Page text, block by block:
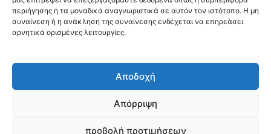
περιήγησης ή τα μοναδικά αναγνωριστικά σε αυτόν τον ιστότοπο. Η μη
συναίνεση ή η ανάκληση της συναίνεσης ενδέχεται να επηρεάσει
αρνητικά ορισμένες λειτουργίες.
Αποδοχή
Απόρριψη
προβολή προτιμήσεων
Top10
303
Cool spots
ΝΗΣΙΑ
247
© Happy Traveller 2014-2025